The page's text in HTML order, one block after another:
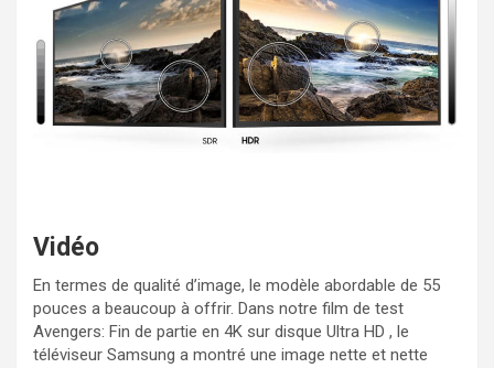
Vidéo
En termes de qualité d’image, le modèle abordable de 55
pouces a beaucoup à offrir. Dans notre film de test
Avengers: Fin de partie en 4K sur disque Ultra HD , le
téléviseur Samsung a montré une image nette et nette